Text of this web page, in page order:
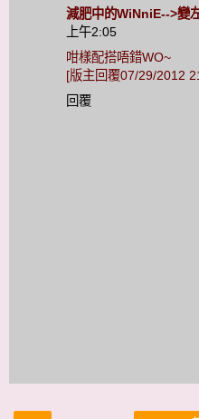
減肥中的WiNniE-->變
上午2:05
咁樣配搭唔錯WO~
[版主回覆07/29/2012
回覆